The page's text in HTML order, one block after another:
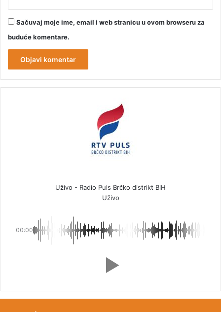
Sačuvaj moje ime, email i web stranicu u ovom browseru za
buduće komentare.
Uživo - Radio Puls Brčko distrikt BiH
Uživo
00:00